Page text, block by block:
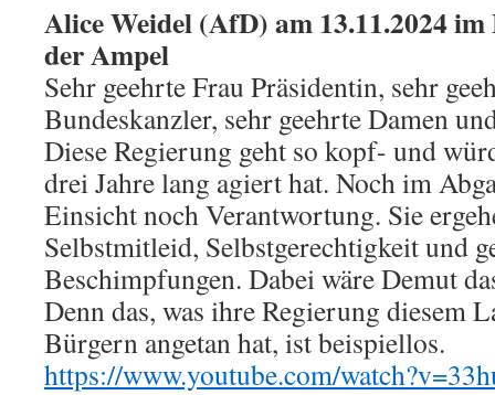
Alice Weidel (AfD) am 13.11.2024
der Ampel
Sehr geehrte Frau Präsidentin, sehr
Bundeskanzler, sehr geehrte Damen
Diese Regierung geht so kopf- und
drei Jahre lang agiert hat. Noch im
Einsicht noch Verantwortung. Sie
Selbstmitleid, Selbstgerechtigkeit und
Beschimpfungen. Dabei wäre Demut
Denn das, was ihre Regierung diesem
Bürgern angetan hat, ist beispiellos.
https://www.youtube.com/